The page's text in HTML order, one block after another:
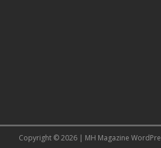
Copyright © 2026 | MH Magazine